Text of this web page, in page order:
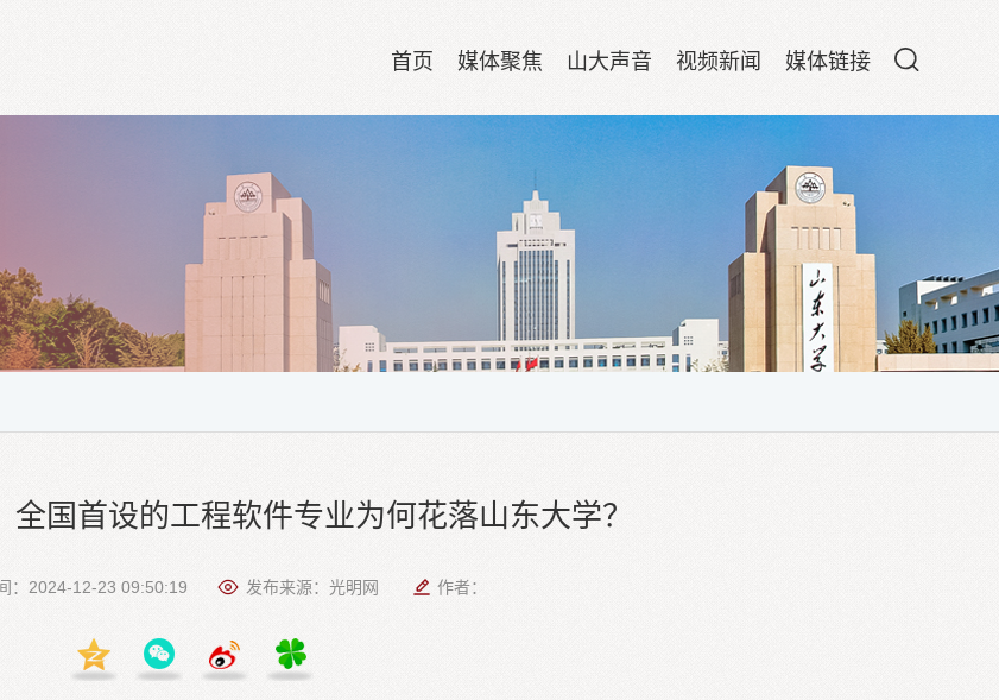
首页 媒体聚焦 山大声音 视频新闻 媒体链接
全国首设的工程软件专业为何花落山东大学？
：2024-12-23 09:50:19 发布来源：光明网 作者：